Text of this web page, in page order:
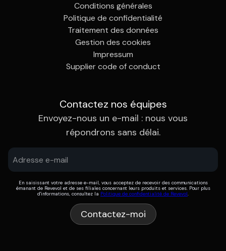
Conditions générales
Politique de confidentialité
Traitement des données
Gestion des cookies
Impressum
Supplier code of conduct
Contactez nos équipes
Envoyez-nous un e-mail : nous vous
répondrons sans délai.
En saisissant votre adresse e-mail, vous acceptez de recevoir des communications
émanant de Revevol et de ses filiales concernant leurs produits et services. Pour plus
d'informations, consultez la Politique de confidentialité de Revevol.